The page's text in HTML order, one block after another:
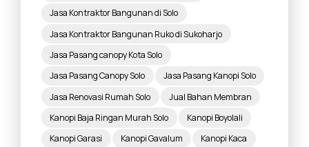
Jasa Kontraktor Bangunan di Solo
Jasa Kontraktor Bangunan Ruko di Sukoharjo
Jasa Pasang canopy Kota Solo
Jasa Pasang Canopy Solo
Jasa Pasang Kanopi Solo
Jasa Renovasi Rumah Solo
Jual Bahan Membran
Kanopi Baja Ringan Murah Solo
Kanopi Boyolali
Kanopi Garasi
Kanopi Gavalum
Kanopi Kaca